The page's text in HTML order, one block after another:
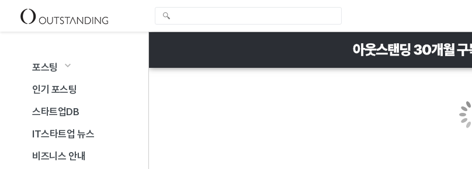
포스팅
인기 포스팅
스타트업DB
IT스타트업 뉴스
비즈니스 안내